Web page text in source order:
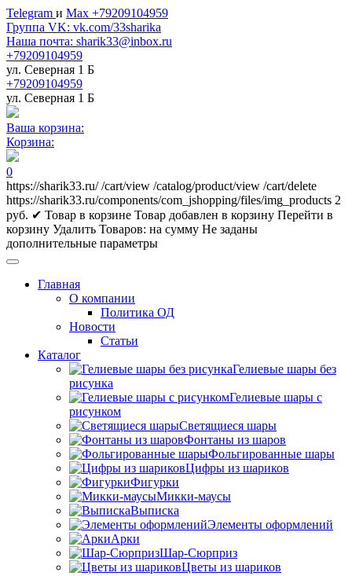
Telegram и Max +79209104959
Группа VK: vk.com/33sharika
Наша почта: sharik33@inbox.ru
+79209104959
ул. Северная 1 Б
+79209104959
ул. Северная 1 Б
Ваша корзина:
Корзина:
0
https://sharik33.ru/ /cart/view /catalog/product/view /cart/delete
https://sharik33.ru/components/com_jshopping/files/img_products 2
руб. ✔ Товар в корзине Товар добавлен в корзину Перейти в
корзину Удалить Товаров: на сумму Не заданы
дополнительные параметры
Главная
О компании
Политика ОД
Новости
Статьи
Каталог
Гелиевые шары без
рисунка
Гелиевые шары с
рисунком
Светящиеся шары
Фонтаны из шаров
Фольгированные шары
Цифры из шариков
Фигурки
Микки-маусы
Выписка
Элементы оформлений
Арки
Шар-Сюрприз
Цветы из шариков